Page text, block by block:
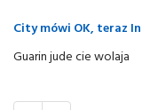
City mówi OK, teraz
Guarin jude cie wolaja